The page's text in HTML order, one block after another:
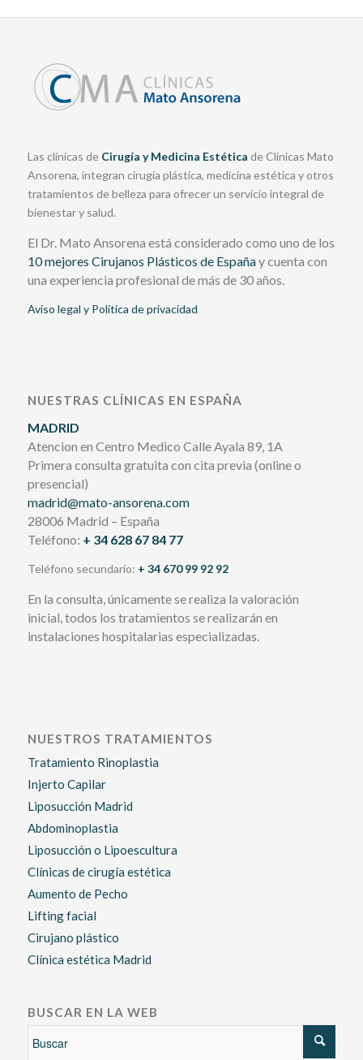
Las clínicas de Cirugía y Medicina Estética de Clínicas Mato
Ansorena, integran cirugía plástica, medicina estética y otros
tratamientos de belleza para ofrecer un servicio integral de
bienestar y salud.
El Dr. Mato Ansorena está considerado como uno de los
10 mejores Cirujanos Plásticos de Españay cuenta con
una experiencia profesional de más de 30 años.
Aviso legal y Política de privacidad
NUESTRAS CLÍNICAS EN ESPAÑA
MADRID
Atencion en Centro Medico Calle Ayala 89, 1A
Primera consulta gratuita con cita previa (online o
presencial)
madrid@mato-ansorena.com
28006 Madrid – España
Teléfono: + 34 628 67 84 77
Teléfono secundario: + 34 670 99 92 92
En la consulta, únicamente se realiza la valoración
inicial, todos los tratamientos se realizarán en
instalaciones hospitalarias especializadas.
NUESTROS TRATAMIENTOS
Tratamiento Rinoplastia
Injerto Capilar
Liposucción Madrid
Abdominoplastia
Liposucción o Lipoescultura
Clínicas de cirugía estética
Aumento de Pecho
Lifting facial
Cirujano plástico
Clínica estética Madrid
BUSCAR EN LA WEB